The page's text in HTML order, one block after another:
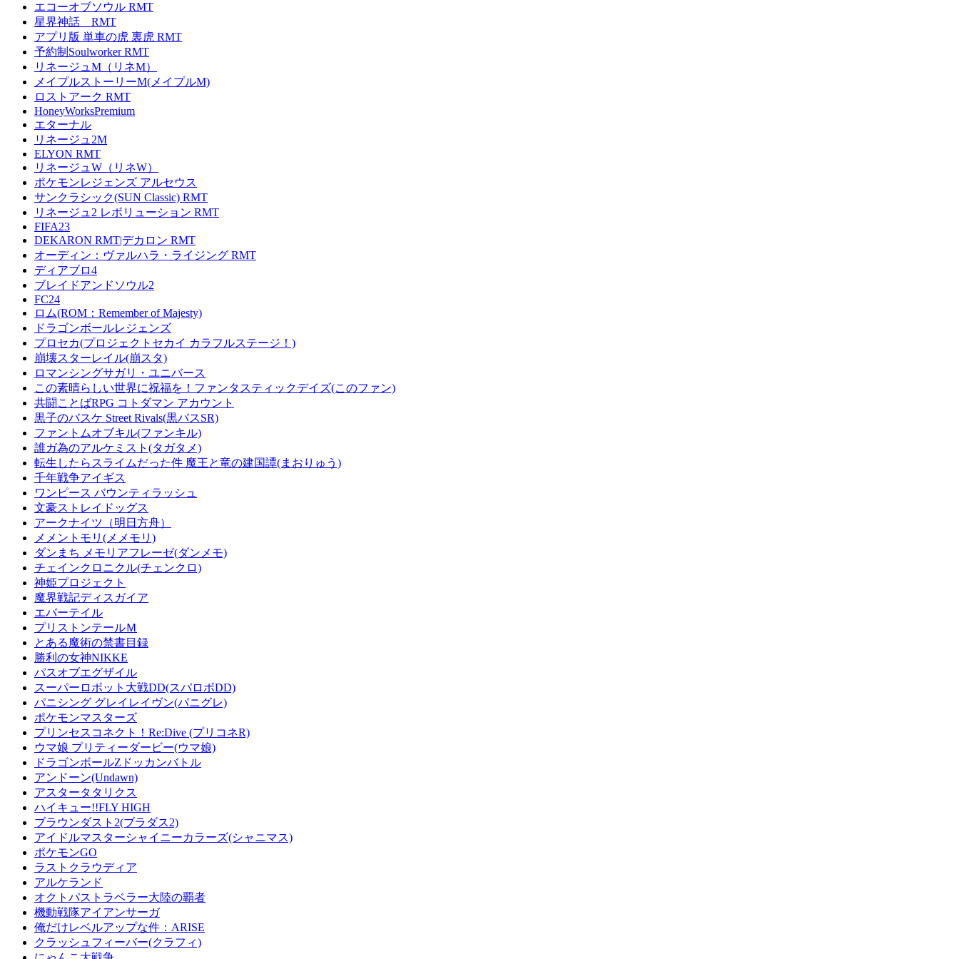
エコーオブソウル RMT
星界神話 RMT
アプリ版 単車の虎 裏虎 RMT
予約制Soulworker RMT
リネージュM（リネM）
メイプルストーリーM(メイプルM)
ロストアーク RMT
HoneyWorksPremium
エターナル
リネージュ2M
ELYON RMT
リネージュW（リネW）
ポケモンレジェンズ アルセウス
サンクラシック(SUN Classic) RMT
リネージュ2 レボリューション RMT
FIFA23
DEKARON RMT|デカロン RMT
オーディン：ヴァルハラ・ライジング RMT
ディアブロ4
ブレイドアンドソウル2
FC24
ロム(ROM：Remember of Majesty)
ドラゴンボールレジェンズ
プロセカ(プロジェクトセカイ カラフルステージ！)
崩壊スターレイル(崩スタ)
ロマンシングサガリ・ユニバース
この素晴らしい世界に祝福を！ファンタスティックデイズ(このファン)
共闘ことばRPG コトダマン アカウント
黒子のバスケ Street Rivals(黒バスSR)
ファントムオブキル(ファンキル)
誰ガ為のアルケミスト(タガタメ)
転生したらスライムだった件 魔王と竜の建国譚(まおりゅう)
千年戦争アイギス
ワンピース バウンティラッシュ
文豪ストレイドッグス
アークナイツ（明日方舟）
メメントモリ(メメモリ)
ダンまち メモリアフレーゼ(ダンメモ)
チェインクロニクル(チェンクロ)
神姫プロジェクト
魔界戦記ディスガイア
エバーテイル
プリストンテールＭ
とある魔術の禁書目録
勝利の女神NIKKE
パスオブエグザイル
スーパーロボット大戦DD(スパロボDD)
パニシング グレイレイヴン(パニグレ)
ポケモンマスターズ
プリンセスコネクト！Re:Dive (プリコネR)
ウマ娘 プリティーダービー(ウマ娘)
ドラゴンボールZドッカンバトル
アンドーン(Undawn)
アスタータタリクス
ハイキュー!!FLY HIGH
ブラウンダスト2(ブラダス2)
アイドルマスターシャイニーカラーズ(シャニマス)
ポケモンGO
ラストクラウディア
アルケランド
オクトパストラベラー大陸の覇者
機動戦隊アイアンサーガ
俺だけレベルアップな件：ARISE
クラッシュフィーバー(クラフィ)